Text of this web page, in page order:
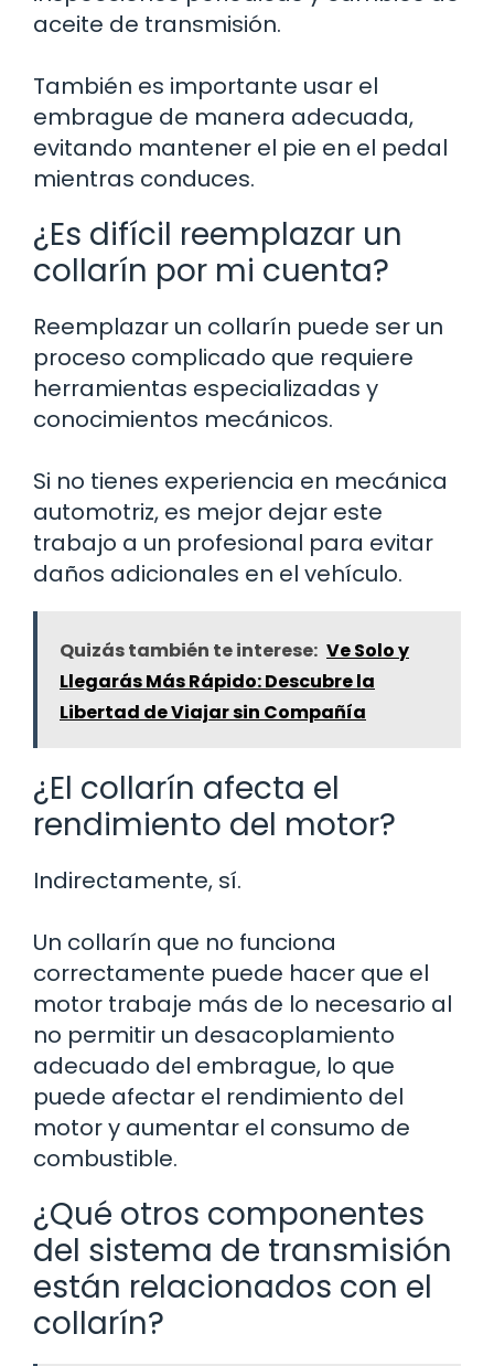
aceite de transmisión.
También es importante usar el
embrague de manera adecuada,
evitando mantener el pie en el pedal
mientras conduces.
¿Es difícil reemplazar un
collarín por mi cuenta?
Reemplazar un collarín puede ser un
proceso complicado que requiere
herramientas especializadas y
conocimientos mecánicos.
Si no tienes experiencia en mecánica
automotriz, es mejor dejar este
trabajo a un profesional para evitar
daños adicionales en el vehículo.
Quizás también te interese: Ve Solo y
Llegarás Más Rápido: Descubre la
Libertad de Viajar sin Compañía
¿El collarín afecta el
rendimiento del motor?
Indirectamente, sí.
Un collarín que no funciona
correctamente puede hacer que el
motor trabaje más de lo necesario al
no permitir un desacoplamiento
adecuado del embrague, lo que
puede afectar el rendimiento del
motor y aumentar el consumo de
combustible.
¿Qué otros componentes
del sistema de transmisión
están relacionados con el
collarín?